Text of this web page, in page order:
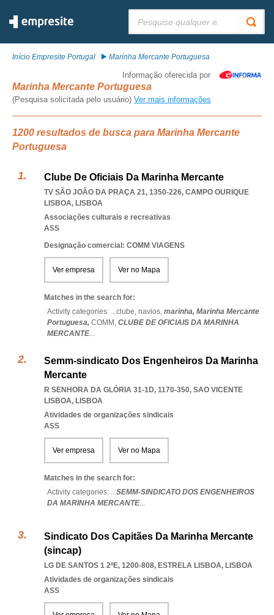
Início Empresite Portugal Marinha Mercante Portuguesa
Informação oferecida por
Marinha Mercante Portuguesa
(Pesquisa solicitada pelo usuário) Ver mais informações
1200 resultados de busca para Marinha Mercante
Portuguesa
Clube De Oficiais Da Marinha Mercante
TV SÃO JOÃO DA PRAÇA 21, 1350-226, CAMPO OURIQUE
LISBOA, LISBOA
Associações culturais e recreativas
ASS
Designação comercial: COMM VIAGENS
Ver empresa Ver no Mapa
Matches in the search for:
Activity categories: ...clube, navios, marinha, Marinha Mercante
Portuguesa, COMM, CLUBE DE OFICIAIS DA MARINHA
MERCANTE...
Semm-sindicato Dos Engenheiros Da Marinha
Mercante
R SENHORA DA GLÓRIA 31-1D, 1170-350, SAO VICENTE
LISBOA, LISBOA
Atividades de organizações sindicais
ASS
Ver empresa Ver no Mapa
Matches in the search for:
Activity categories: ...SEMM-SINDICATO DOS ENGENHEIROS
DA MARINHA MERCANTE...
Sindicato Dos Capitães Da Marinha Mercante
(sincap)
LG DE SANTOS 1 2ºE, 1200-808, ESTRELA LISBOA, LISBOA
Atividades de organizações sindicais
ASS